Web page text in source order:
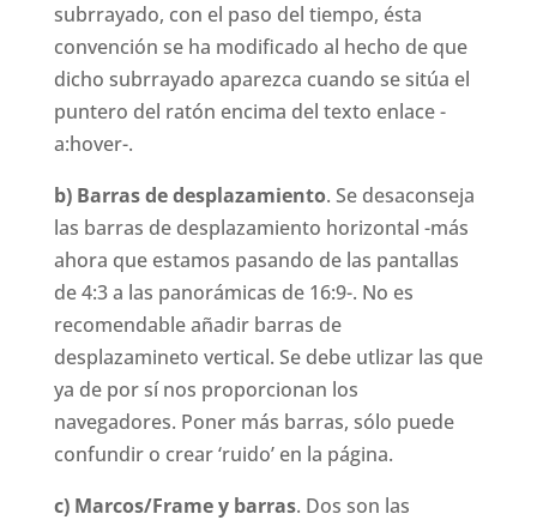
subrrayado, con el paso del tiempo, ésta
convención se ha modificado al hecho de que
dicho subrrayado aparezca cuando se sitúa el
puntero del ratón encima del texto enlace -
a:hover-.
b) Barras de desplazamiento. Se desaconseja
las barras de desplazamiento horizontal -más
ahora que estamos pasando de las pantallas
de 4:3 a las panorámicas de 16:9-. No es
recomendable añadir barras de
desplazamineto vertical. Se debe utlizar las que
ya de por sí nos proporcionan los
navegadores. Poner más barras, sólo puede
confundir o crear ‘ruido’ en la página.
c) Marcos/Frame y barras. Dos son las